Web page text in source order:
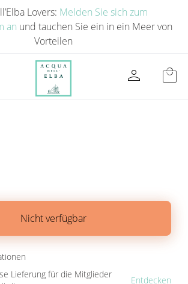
Lovers: Melden Sie sich zum
an und tauchen Sie ein in ein Meer von
Vorteilen
person local_mall
Nicht verfügbar
Lieferung für die Mitglieder
Entdecken